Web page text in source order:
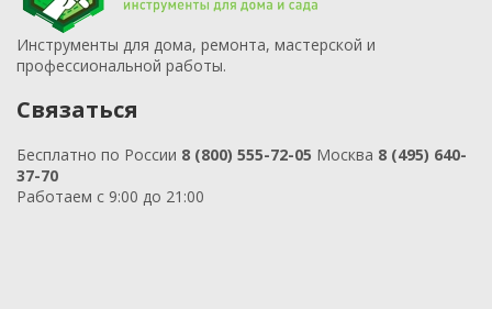
Инструменты для дома, ремонта, мастерской и
профессиональной работы.
Связаться
Бесплатно по России 8 (800) 555-72-05 Москва 8 (495) 640-
37-70
Работаем с 9:00 до 21:00